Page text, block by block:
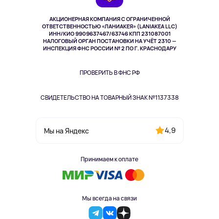
АКЦИОНЕРНАЯ КОМПАНИЯ С ОГРАНИЧЕННОЙ
ОТВЕТСТВЕННОСТЬЮ «ЛАНИАКЕЯ» (LANIAKEA LLC)
ИНН/КИО 9909637467/63746 КПП 231087001
НАЛОГОВЫЙ ОРГАН ПОСТАНОВКИ НА УЧЁТ 2310 —
ИНСПЕКЦИЯ ФНС РОССИИ № 2 ПО Г. КРАСНОДАРУ
ПРОВЕРИТЬ В ФНС РФ
СВИДЕТЕЛЬСТВО НА ТОВАРНЫЙ ЗНАК №1137338
Мы на Яндекс 4,9
Принимаем к оплате
Мы всегда на связи
Здоровье питомцев
Одежда и аксессуары